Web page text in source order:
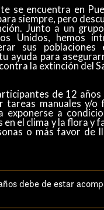
se encuentra en
siempre, pero
Junto a un
Unidos, hemos
sus poblaciones
ayuda para
la extinción del
de 12 años
tareas manuales y/o
a
en el clima y la flora y
o más favor de
debe de estar